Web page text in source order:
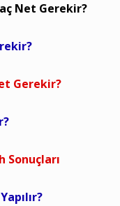
Net Gerekir?
Gerekir?